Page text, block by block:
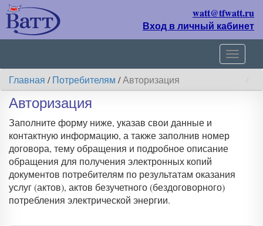
watt@tfwatt.ru
Вход в личный кабинет
Главная / Потребителям /Авторизация
Авторизация
Заполните форму ниже, указав свои данные и
контактную информацию, а также заполнив номер
договора, тему обращения и подробное описание
обращения для получения электронных копий
документов потребителям по результатам оказания
услуг (актов), актов безучетного (бездоговорного)
потребления электрической энергии.